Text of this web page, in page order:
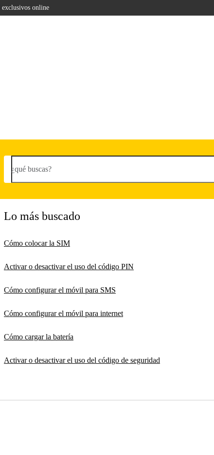
exclusivos online
¿qué buscas?
Lo más buscado
Cómo colocar la SIM
Activar o desactivar el uso del código PIN
Cómo configurar el móvil para SMS
Cómo configurar el móvil para internet
Cómo cargar la batería
Activar o desactivar el uso del código de seguridad